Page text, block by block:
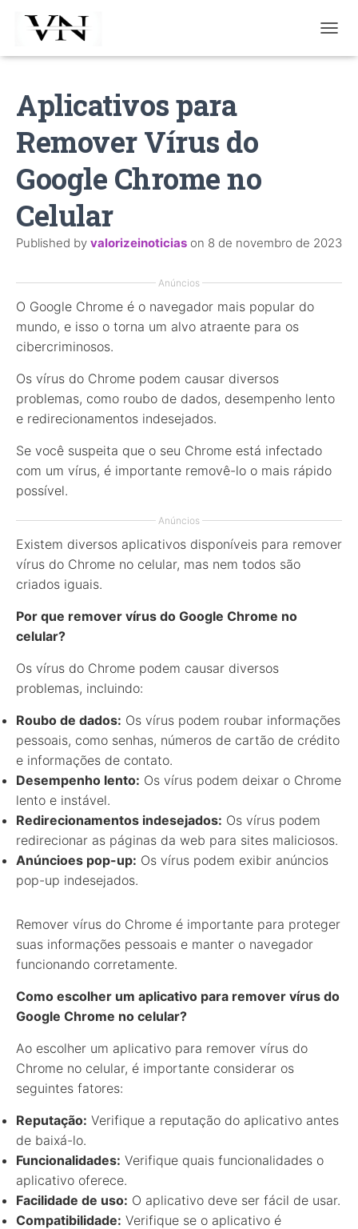
O
I
Aplicativos para
Remover Vírus do
Google Chrome no
Celular
Published by valorizeinoticias on 8 de novembro de 2023
Anúncios
O Google Chrome é o navegador mais popular do
mundo, e isso o torna um alvo atraente para os
cibercriminosos.
Os vírus do Chrome podem causar diversos
problemas, como roubo de dados, desempenho lento
e redirecionamentos indesejados.
Se você suspeita que o seu Chrome está infectado
com um vírus, é importante removê-lo o mais rápido
possível.
Anúncios
Existem diversos aplicativos disponíveis para remover
vírus do Chrome no celular, mas nem todos são
criados iguais.
Por que remover vírus do Google Chrome no
celular?
Os vírus do Chrome podem causar diversos
problemas, incluindo:
Roubo de dados: Os vírus podem roubar informações
pessoais, como senhas, números de cartão de crédito
e informações de contato.
Desempenho lento: Os vírus podem deixar o Chrome
lento e instável.
Redirecionamentos indesejados: Os vírus podem
redirecionar as páginas da web para sites maliciosos.
Anúncioes pop-up: Os vírus podem exibir anúncios
pop-up indesejados.
Remover vírus do Chrome é importante para proteger
suas informações pessoais e manter o navegador
funcionando corretamente.
Como escolher um aplicativo para remover vírus do
Google Chrome no celular?
Ao escolher um aplicativo para remover vírus do
Chrome no celular, é importante considerar os
seguintes fatores:
Reputação: Verifique a reputação do aplicativo antes
de baixá-lo.
Funcionalidades: Verifique quais funcionalidades o
aplicativo oferece.
Facilidade de uso: O aplicativo deve ser fácil de usar.
Compatibilidade: Verifique se o aplicativo é